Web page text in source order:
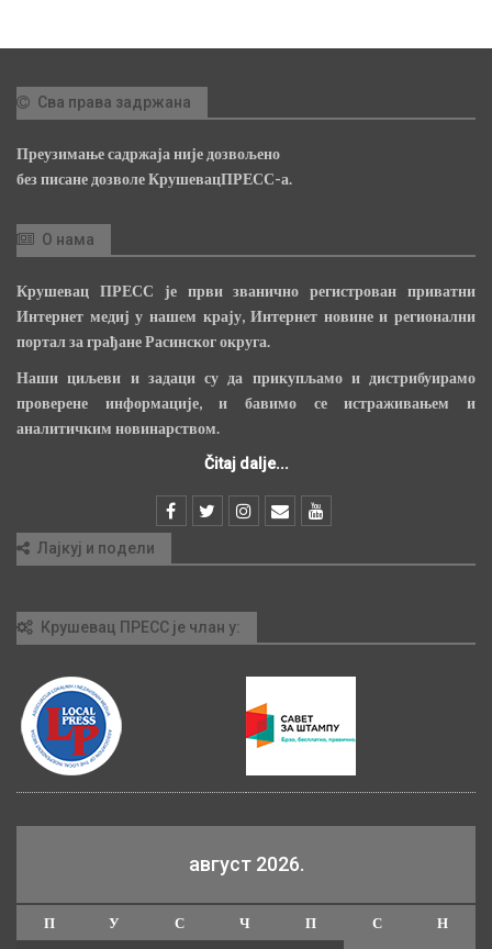
Сва права задржана
Преузимање садржаја није дозвољено
без писане дозволе КрушевацПРЕСС-а.
О нама
Крушевац ПРЕСС је први званично регистрован приватни
Интернет медиј у нашем крају, Интернет новине и регионални
портал за грађане Расинског округа.
Наши циљеви и задаци су да прикупљамо и дистрибуирамо
проверене информације, и бавимо се истраживањем и
аналитичким новинарством.
Čitaj dalje...
Лајкуј и подели
Крушевац ПРЕСС је члан у:
август 2026.
П У С Ч П С Н